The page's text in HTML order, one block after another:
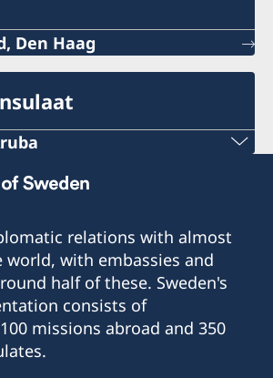
Den Haag
relations with almost
with embassies and
half of these. Sweden's
consists of
missions abroad and 350